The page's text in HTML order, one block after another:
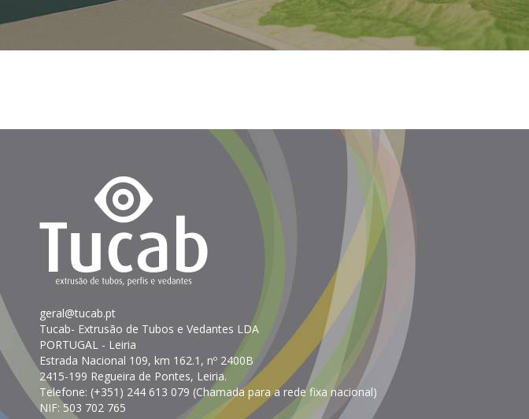
geral@tucab.pt
Tucab- Extrusão de Tubos e Vedantes LDA
PORTUGAL - Leiria
Estrada Nacional 109, km 162.1, nº 2400B
2415-199 Regueira de Pontes, Leiria.
Telefone: (+351) 244 613 079 (Chamada para a rede fixa nacional)
NIF: 503 702 765